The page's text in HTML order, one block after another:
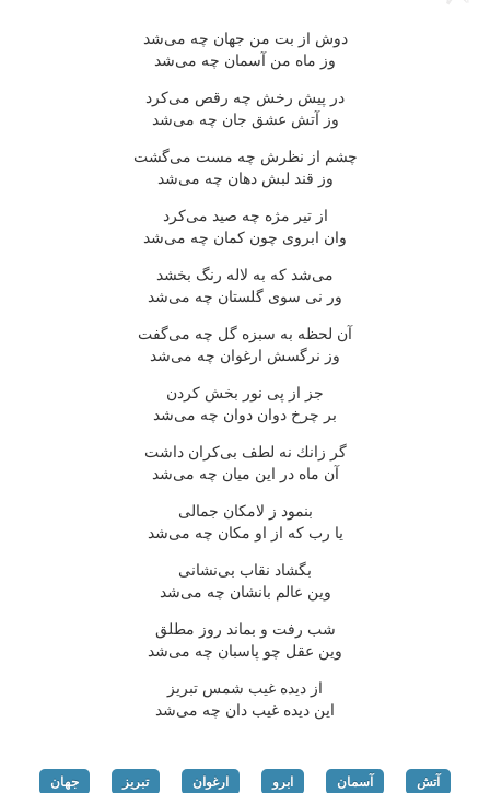
دوش از بت من جهان چه می‌شد
وز ماه من آسمان چه می‌شد
در پیش رخش چه رقص می‌كرد
وز آتش عشق جان چه می‌شد
چشم از نظرش چه مست می‌گشت
وز قند لبش دهان چه می‌شد
از تیر مژه چه صید می‌كرد
وان ابروی چون كمان چه می‌شد
می‌شد كه به لاله رنگ بخشد
ور نی سوی گلستان چه می‌شد
آن لحظه به سبزه گل چه می‌گفت
وز نرگسش ارغوان چه می‌شد
جز از پی نور بخش كردن
بر چرخ دوان دوان چه می‌شد
گر زانك نه لطف بی‌كران داشت
آن ماه در این میان چه می‌شد
بنمود ز لامكان جمالی
یا رب كه از او مكان چه می‌شد
بگشاد نقاب بی‌نشانی
وین عالم بانشان چه می‌شد
شب رفت و بماند روز مطلق
وین عقل چو پاسبان چه می‌شد
از دیده غیب شمس تبریز
این دیده غیب دان چه می‌شد
آتش آسمان ابرو ارغوان تبریز جهان